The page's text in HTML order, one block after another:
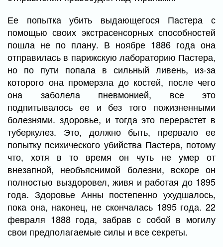
Ее попытка убить выдающегося Пастера с
помощью своих экстрасенсорных способностей
пошла не по плану. В ноябре 1886 года она
отправилась в парижскую лабораторию Пастера,
но по пути попала в сильный ливень, из-за
которого она промерзла до костей, после чего
она заболела пневмонией, все это
подпитывалось ее и без того пожизненными
болезнями. здоровье, и тогда это перерастет в
туберкулез. Это, должно быть, прервало ее
попытку психического убийства Пастера, потому
что, хотя в то время он чуть не умер от
внезапной, необъяснимой болезни, вскоре он
полностью выздоровел, живя и работая до 1895
года. Здоровье Анны постепенно ухудшалось,
пока она, наконец, не скончалась 1895 года. 22
февраля 1888 года, забрав с собой в могилу
свои предполагаемые силы и все секреты.